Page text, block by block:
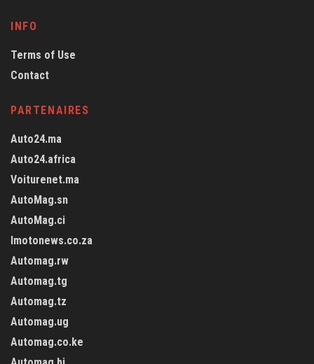
INFO
Terms of Use
Contact
PARTENAIRES
Auto24.ma
Auto24.africa
Voiturenet.ma
AutoMag.sn
AutoMag.ci
Imotonews.co.za
Automag.rw
Automag.tg
Automag.tz
Automag.ug
Automag.co.ke